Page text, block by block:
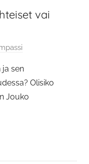
vai
ja sen
Olisiko
Jouko